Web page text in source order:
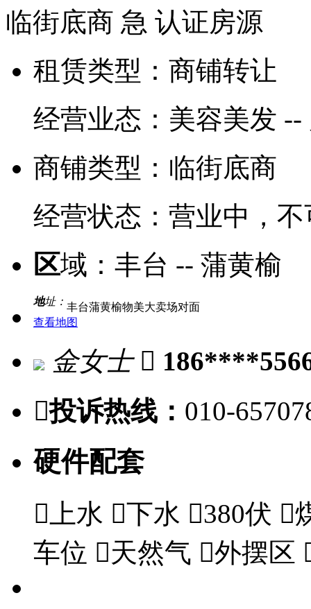
临街底商 急 认证房源
租赁类型： 商铺转让
经营业态： 美容美发 --
商铺类型： 临街底商
经营状态： 营业中，
区域： 丰台 -- 蒲黄榆
地址： 丰台蒲黄榆物美大卖场对面
查看地图
金女士 
投诉热线： 010-
硬件配套
 上水 下水 380伏 
车位 天然气 外摆区